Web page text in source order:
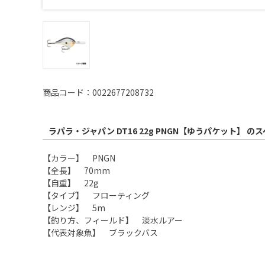
商品コード：0022677208732
ラパラ・ジャパン DT16 22g PNGN【ゆうパケット】 の
【カラー】 PNGN
【全長】 70mm
【自重】 22g
【タイプ】 フローティング
【レンジ】 5m
【釣り方、フィールド】 淡水ルアー
【代表対象魚】 ブラックバス